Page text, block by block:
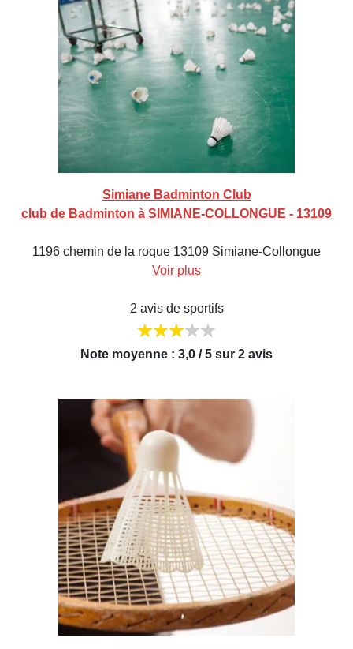
Simiane Badminton Club
club de Badminton à SIMIANE-COLLONGUE - 13109
1196 chemin de la roque 13109 Simiane-Collongue
Voir plus
2 avis de sportifs
Note moyenne : 3,0 / 5 sur 2 avis